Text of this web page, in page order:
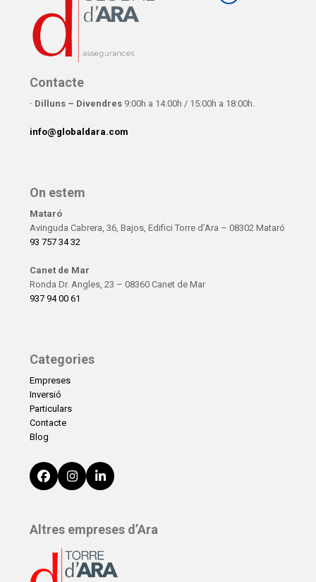
Contacte
· Dilluns – Divendres 9:00h a 14:00h / 15:00h a 18:00h.
info@globaldara.com
On estem
Mataró
Avinguda Cabrera, 36, Bajos, Edifici Torre d’Ara – 08302 Mataró
93 757 34 32
Canet de Mar
Ronda Dr. Angles, 23 – 08360 Canet de Mar
937 94 00 61
Categories
Empreses
Inversió
Particulars
Contacte
Blog
FacebookInstagram
LinkedIn
Altres empreses d’Ara